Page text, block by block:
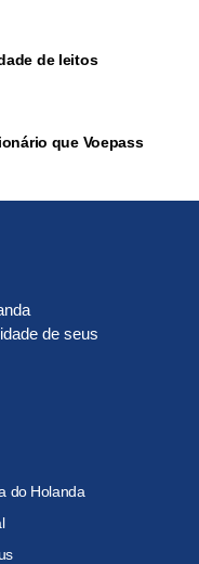
de leitos
que Voepass
de seus
do Holanda